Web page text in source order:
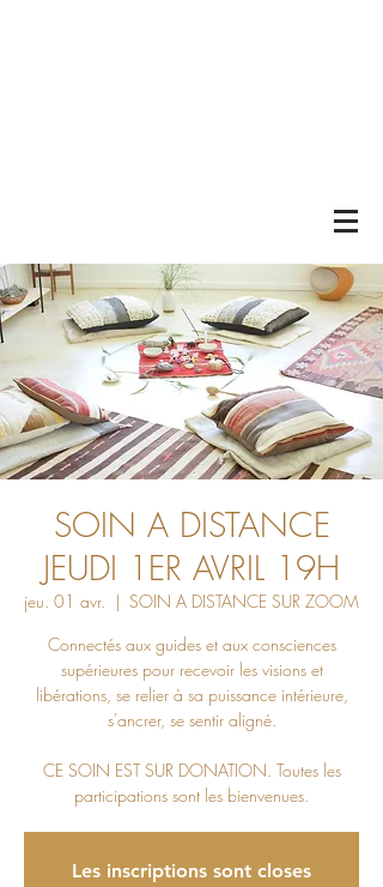
SOIN A DISTANCE
JEUDI 1ER AVRIL 19H
jeu. 01 avr.
  |
SOIN A DISTANCE SUR ZOOM
Connectés aux guides et aux consciences
supérieures pour recevoir les visions et
libérations, se relier à sa puissance intérieure,
s'ancrer, se sentir aligné.
CE SOIN EST SUR DONATION. Toutes les
participations sont les bienvenues.
Les inscriptions sont closes